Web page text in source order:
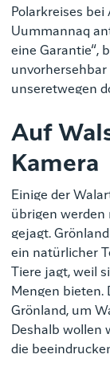
Polarkreises
Uummannaq
eine Garantie“,
unvorhersehbar
unseretwegen
Auf
Kamera
Einige der
übrigen werden
gejagt.
ein natürlicher
Tiere jagt, weil
Mengen bieten.
Grönland, um
Deshalb wollen
die